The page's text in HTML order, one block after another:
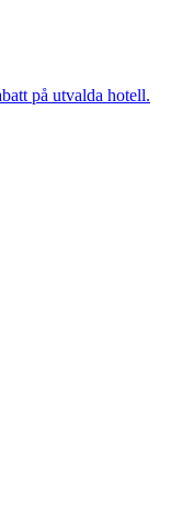
på utvalda hotell.